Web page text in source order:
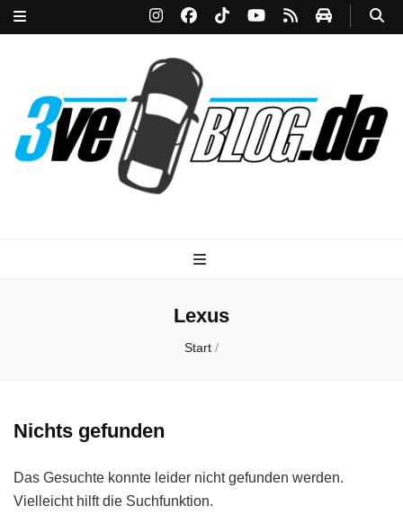
Lexus
Start /
Nichts gefunden
Das Gesuchte konnte leider nicht gefunden werden.
Vielleicht hilft die Suchfunktion.